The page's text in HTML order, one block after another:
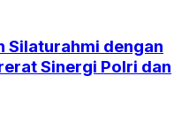
Silaturahmi dengan
Sinergi Polri dan